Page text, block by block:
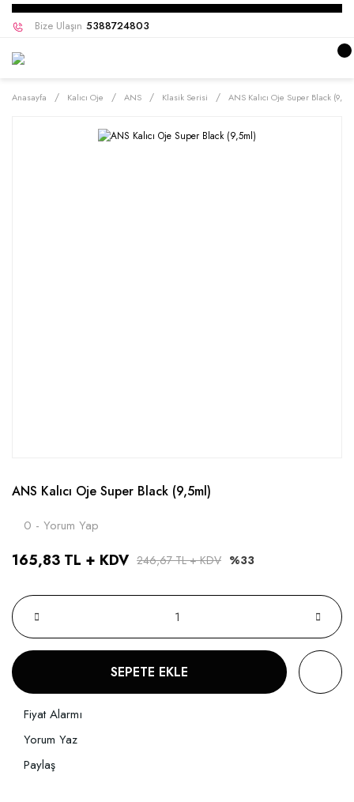
Bize Ulaşın 5388724803
Anasayfa Kalıcı Oje ANS Klasik Serisi ANS Kalıcı Oje Super Black
ANS Kalıcı Oje Super Black (9,5ml)
0 - Yorum Yap
165,83 TL + KDV 246,67 TL + KDV %33
SEPETE EKLE
Fiyat Alarmı
Yorum Yaz
Paylaş